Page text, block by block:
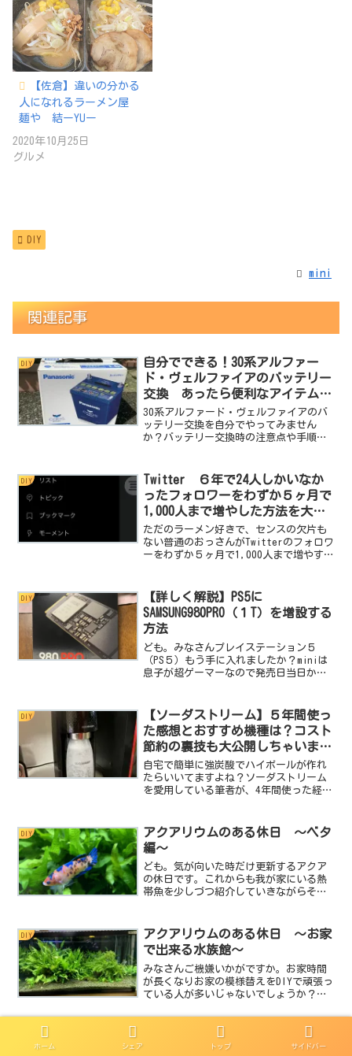
【佐倉】違いの分かる
人になれるラーメン屋
麺や 結ーYUー
2020年10月25日
グルメ
DIY
mini
関連記事
DIY
自分でできる！30系アルファー
ド・ヴェルファイアのバッテリー
交換 あったら便利なアイテムも
紹介
30系アルファード・ヴェルファイアのバ
ッテリー交換を自分でやってみません
か？バッテリー交換時の注意点や手順を
倍増しますよ。このサイトを見てバッテ
リー交換にチャレンジしてみよう。
DIY
Twitter ６年で24人しかいなか
ったフォロワーをわずか５ヶ月で
1,000人まで増やした方法を大公
開！
ただのラーメン好きで、センスの欠片も
ない普通のおっさんがTwitterのフォロワ
ーをわずか５ヶ月で1,000人まで増やすこ
できた方法を綴っておきます。しかも非
常...
DIY
【詳しく解説】PS5に
SAMSUNG980PRO（１T）を増設する
方法
ども。みなさんプレイステーション５
（PS５）もう手に入れましたか？miniは
息子が超ゲーマーなので発売日当日から
う地獄のような日々を過ごしました。し
かし！日本に出荷され...
DIY
【ソーダストリーム】５年間使っ
た感想とおすすめ機種は？コスト
節約の裏技も大公開しちゃいま
す！！
自宅で簡単に強炭酸でハイボールが作れ
たらいいてますよね？ソーダストリーム
を愛用している筆者が、4年間使った経験
ボンを使った裏技も大公開！ソーダスト
リームを買おうか迷ってる人、カートリ
ッジが高いなぁって思ってる人必見で
す。
DIY
アクアリウムのある休日 ～ベタ
編～
ども。気が向いた時だけ更新するアクア
の休日です。これからも我が家にいる熱
帯魚を少しづつ紹介していきながらその
じですか？ベタは熱帯魚の中でも最もポ
ピュラーな種類のひとつで...
DIY
アクアリウムのある休日 ～お家
で出来る水族館～
みなさんご機嫌いかがですか。お家時間
が長くなりお家の模様替えをDIYで頑張っ
ている人が多いじゃないでしょうか？お
を楽しく過ごしたい！わかります。そこ
ムです。アクアリ...
ホーム シェア トップ サイドバー